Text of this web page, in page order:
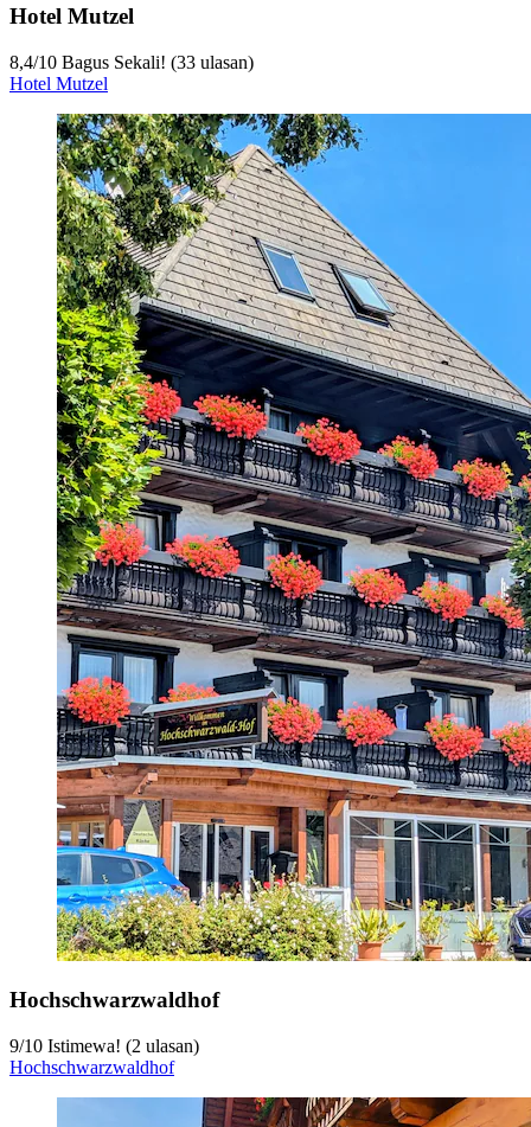
Hotel Mutzel
8,4/10 Bagus Sekali! (33 ulasan)
Hotel Mutzel
Hochschwarzwaldhof
9/10 Istimewa! (2 ulasan)
Hochschwarzwaldhof